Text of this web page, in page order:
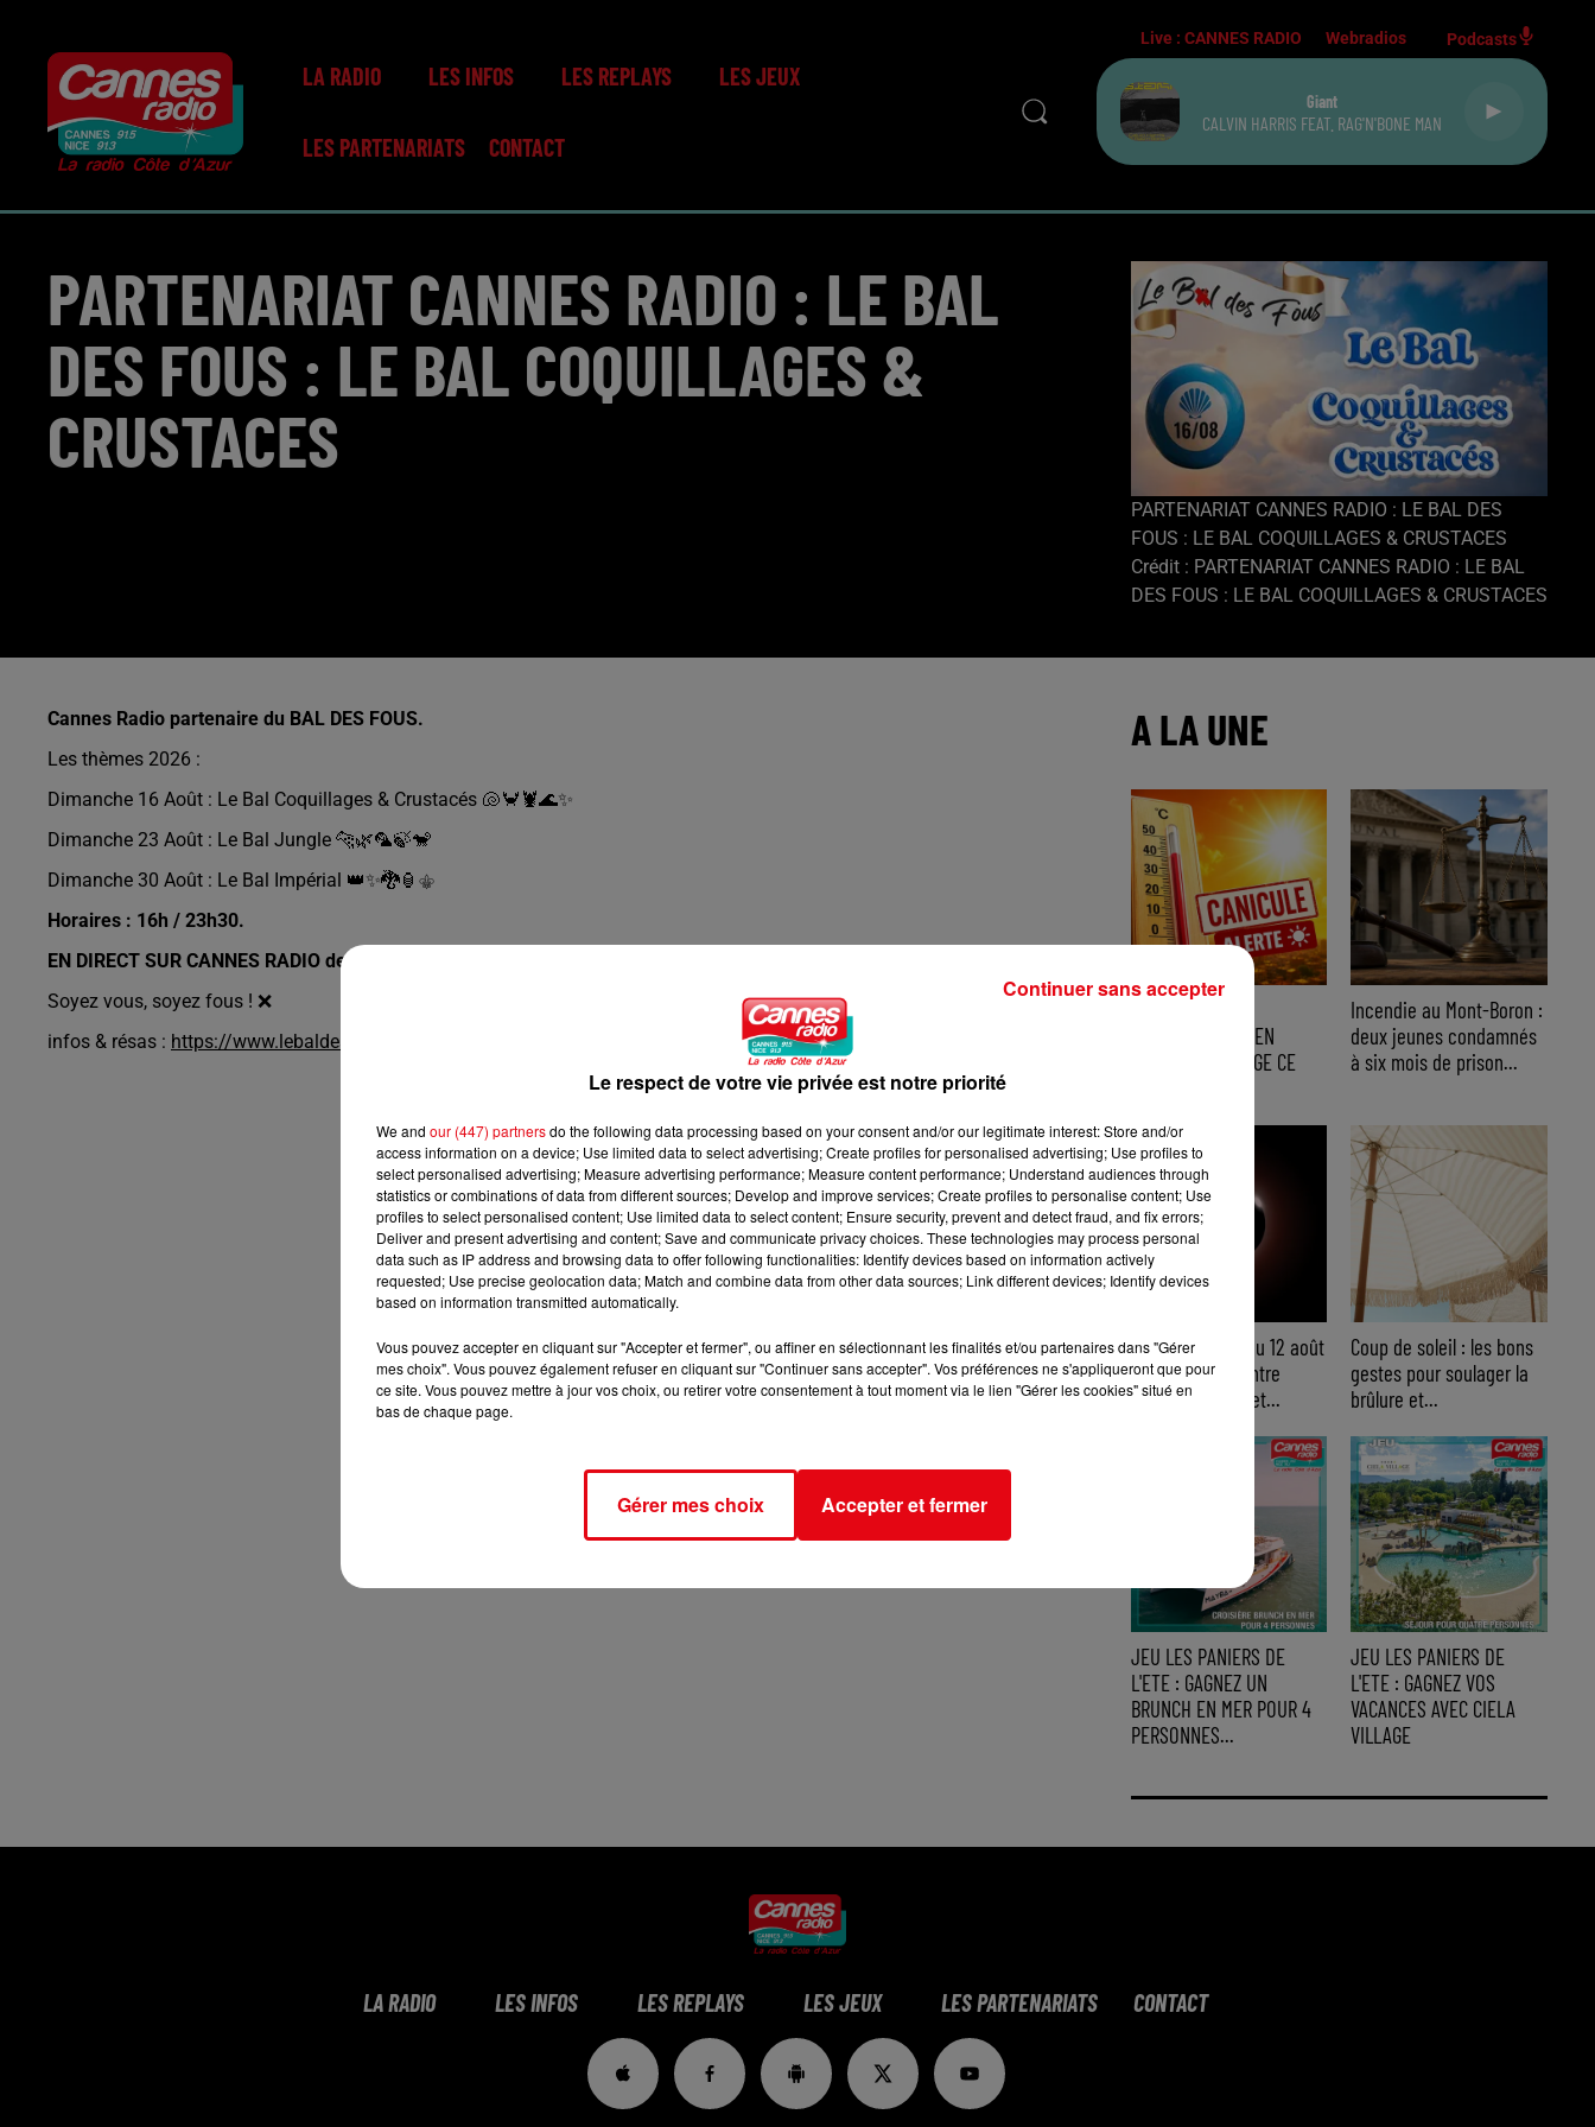
LA RADIO LES INFOS LES REPLAYS LES JEUX
LES PARTENARIATS CONTACT
Live :CANNES RADIO Webradios Podcasts
Giant
CALVIN HARRIS FEAT. RAG'N'BONE MAN
PARTENARIAT CANNES RADIO : LE BAL
DES FOUS : LE BAL COQUILLAGES &
CRUSTACES
PARTENARIAT CANNES RADIO : LE BAL DES
FOUS : LE BAL COQUILLAGES & CRUSTACES
Crédit : PARTENARIAT CANNES RADIO : LE BAL
DES FOUS : LE BAL COQUILLAGES & CRUSTACES
Cannes Radio partenaire du BAL DES FOUS.
Les thèmes 2026 :
Dimanche 16 Août : Le Bal Coquillages & Crustacés 🐚🦀🦞🌊✨
Dimanche 23 Août : Le Bal Jungle 🐆🌿🦜🍃🐒
Dimanche 30 Août : Le Bal Impérial 👑✨🐉🏮⚜️
Horaires : 16h / 23h30.
EN DIRECT SUR CANNES RADIO de 20H à 23H30.
Soyez vous, soyez fous ! ❌
infos & résas : https://www.lebaldesfous.com/
A LA UNE
DÉPARTEMENTS EN
VIGILANCE ORANGE CE
Incendie au Mont-Boron :
deux jeunes condamnés
à six mois de prison...
Éclipse solaire du 12 août
: où l’observer entre
Cannes et Nice et...
Coup de soleil : les bons
gestes pour soulager la
brûlure et...
JEU LES PANIERS DE
L'ETE : GAGNEZ UN
BRUNCH EN MER POUR 4
PERSONNES...
JEU LES PANIERS DE
L'ETE : GAGNEZ VOS
VACANCES AVEC CIELA
VILLAGE
LA RADIO LES INFOS LES REPLAYS LES JEUX LES PARTENARIATS CONTACT
Le respect de votre vie privée est notre priorité
We and our (447) partnersdo the following data processing based on your consent and/or our legitimate interest: Store and/or
access information on a device; Use limited data to select advertising; Create profiles for personalised advertising; Use profiles to
select personalised advertising; Measure advertising performance; Measure content performance; Understand audiences through
statistics or combinations of data from different sources; Develop and improve services; Create profiles to personalise content; Use
profiles to select personalised content; Use limited data to select content; Ensure security, prevent and detect fraud, and fix errors;
Deliver and present advertising and content; Save and communicate privacy choices. These technologies may process personal
data such as IP address and browsing data to offer following functionalities: Identify devices based on information actively
requested; Use precise geolocation data; Match and combine data from other data sources; Link different devices; Identify devices
based on information transmitted automatically.
Vous pouvez accepter en cliquant sur "Accepter et fermer", ou affiner en sélectionnant les finalités et/ou partenaires dans "Gérer
mes choix". Vous pouvez également refuser en cliquant sur "Continuer sans accepter". Vos préférences ne s'appliqueront que pour
ce site. Vous pouvez mettre à jour vos choix, ou retirer votre consentement à tout moment via le lien "Gérer les cookies" situé en
bas de chaque page.
Gérer mes choix Accepter et fermer
Continuer sans accepter